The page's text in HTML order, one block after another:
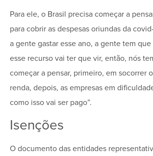
Para ele, o Brasil precisa começar a
para cobrir as despesas oriundas da
a gente gastar esse ano, a gente tem que
esse recurso vai ter que vir, então, nós
começar a pensar, primeiro, em socorrer
renda, depois, as empresas em
como isso vai ser pago”.
Isenções
O documento das entidades